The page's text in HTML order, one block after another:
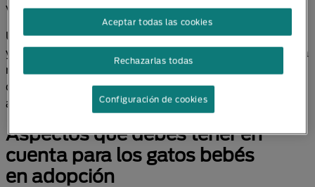
vida.
Un gato te puede ofrecer momentos únicos de cariño
y diversión, aunque también es una tarea que implica
responsabilidad y tiempo. Éste es el primer aspecto
que debes valorar adecuadamente si piensas en la
adopción de gatos o gatitos bebés.
Aspectos que debes tener en
cuenta para los gatos bebés
en adopción
Rechazarlas todas
Aceptar todas las cookies
Configuración de cookies